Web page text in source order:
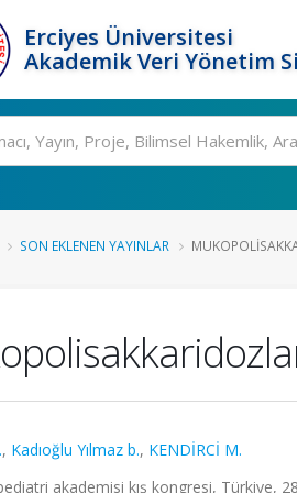
Erciyes Üniversitesi
Akademik Veri Yönetim
SON EKLENEN YAYINLAR
, Kadıoğlu Yılmaz b., KENDİRCİ M.
akademisi kış kongresi, Türkiye,